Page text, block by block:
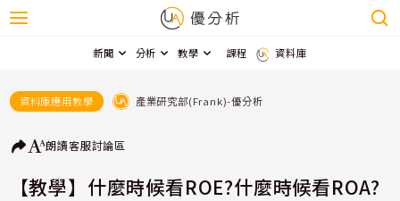
新聞 分析 教學 課程 資料庫
資料庫應用教學 產業研究部(Frank)-優分析
朗讀客服討論區
【教學】什麼時候看ROE?什麼時候看ROA?